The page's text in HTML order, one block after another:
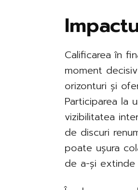
Calificarea în
moment
orizonturi și
Participarea la
vizibilitatea
de discuri
poate ușura
de a-și extinde